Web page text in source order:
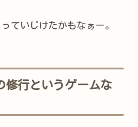
ていじけたかもなぁー。
修行というゲームな